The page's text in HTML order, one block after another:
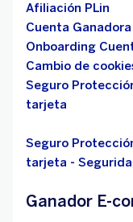
Afiliación PLin
Cuenta Ganadora
Onboarding
Cambio de
Seguro
tarjeta
Seguro
tarjeta -
Ganador E-